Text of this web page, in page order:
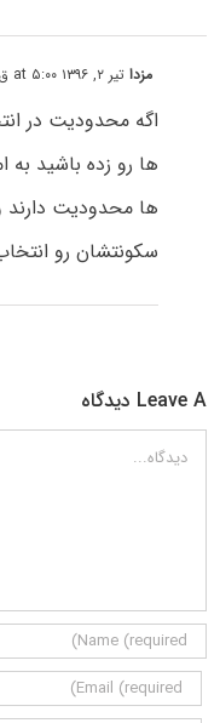
مزداتیر ۲, ۱۳۹۶ at ۵:۰۰ ق٫ظ
اگه محدودیت در
ها رو زده باشید
ها محدودیت
سکونتشان رو
Leave A دیدگاه
دیدگاه